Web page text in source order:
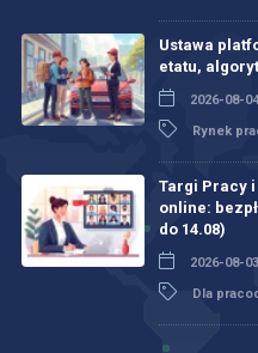
Ustawa
etatu,
2026-08-
Rynek
Targi Pracy
online:
do 14.08)
2026-08-
Dla